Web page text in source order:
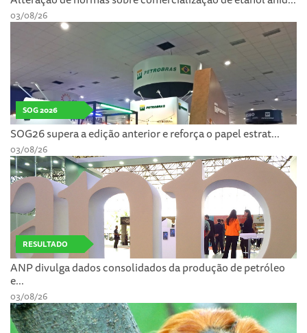
03/08/26
SOG 2026
SOG26 supera a edição anterior e reforça o papel estrat...
03/08/26
RESULTADO
ANP divulga dados consolidados da produção de petróleo
e...
03/08/26